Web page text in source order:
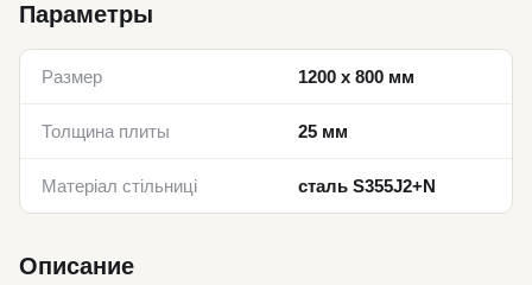
Параметры
Размер 1200 x 800 мм
Толщина плиты 25 мм
Матеріал стільниці сталь S355J2+N
Описание